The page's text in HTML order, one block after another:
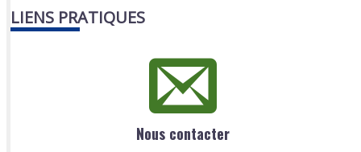
LIENS PRATIQUES
Nous contacter